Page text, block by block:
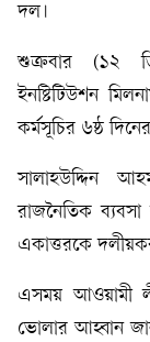
দল।
শুক্রবার (১২
ইনষ্টিটিউশন
কর্মসূচির ৬ষ্ঠ
সালাহউদ্দিন
রাজনৈতিক ব্যবসা
একাত্তরকে
এসময় আওয়ামী
ভোলার আহ্বান